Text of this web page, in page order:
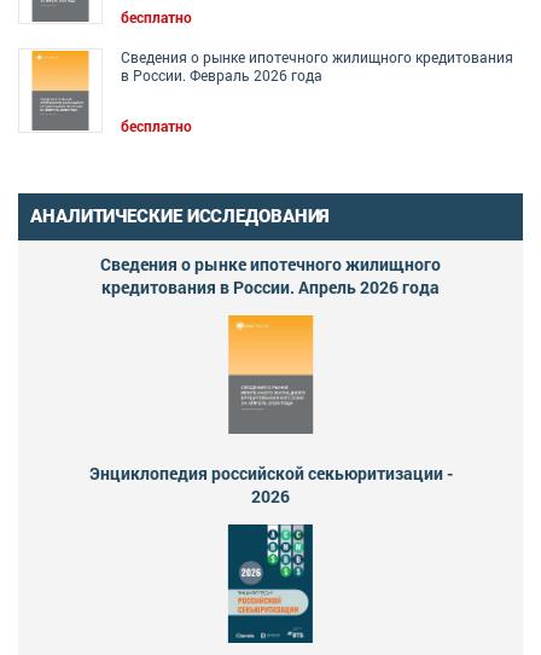
бесплатно
Сведения о рынке ипотечного жилищного кредитования
в России. Февраль 2026 года
бесплатно
АНАЛИТИЧЕСКИЕ ИССЛЕДОВАНИЯ
Сведения о рынке ипотечного жилищного
кредитования в России. Апрель 2026 года
Энциклопедия российской секьюритизации -
2026